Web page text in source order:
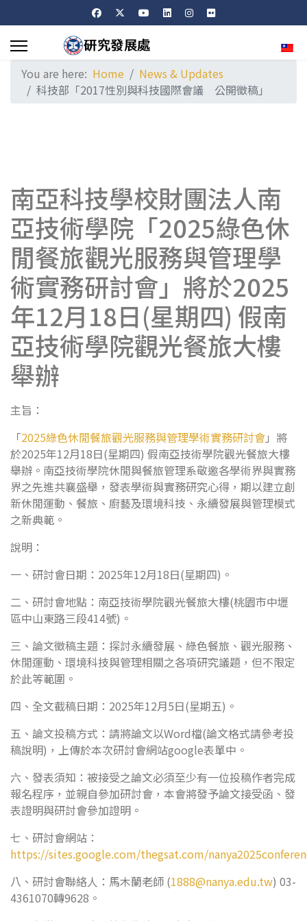
You are here: Home
News & Updates
科技部「2017性別與科技國際會議 公開徵稿」
南亞科技學校財團法人南
亞技術學院「2025綠色休
閒餐旅觀光服務與管理學
術實務研討會」將於2025
年12月18日(星期四) 假南
亞技術學院觀光餐旅大樓
舉辦
主旨：
「2025綠色休閒餐旅觀光服務與管理學術實務研討會」將
於2025年12月18日(星期四) 假南亞技術學院觀光餐旅大樓
舉辦。南亞技術學院休閒與餐旅管理系敬邀各學術界與實務
界之先進共襄盛舉，發表學術與實務研究心得，期以建立創
新休閒運動、餐旅、廚藝及環境科技、永續發展與管理模式
之新典範。
說明：
一、研討會日期：2025年12月18日(星期四)。
二、研討會地點：南亞技術學院觀光餐旅大樓(桃園市中壢
區中山東路三段414號)。
三、論文徵稿主題：探討永續發展、綠色餐旅、觀光服務、
休閒運動、環境科技與管理相關之各項研究議題，但不限定
於此等範圍。
四、全文截稿日期：2025年12月5日(星期五)。
五、論文投稿方式：請將論文以Word檔(論文格式請參考投
稿說明)，上傳於本次研討會網站google表單中。
六、發表須知：被接受之論文必須至少有一位投稿作者完成
報名程序，並親自參加研討會，本會將發予論文接受函、發
表證明與研討會參加證明。
七、研討會網站：
https://sites.google.com/thegsat.com/
八、研討會聯絡人：馬木蘭老師 (1888@nanya.edu.tw) 03-
4361070轉9628。